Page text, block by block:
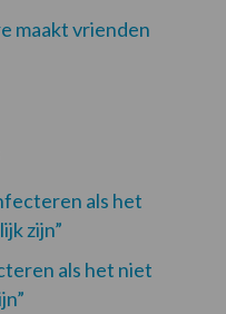
maakt vrienden
als het
zijn”
als het niet